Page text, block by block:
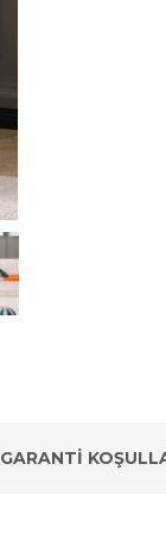
GARANTI